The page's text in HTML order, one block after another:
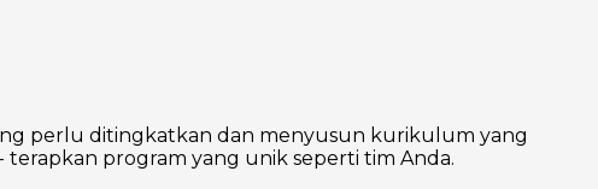
perlu ditingkatkan dan menyusun kurikulum yang
program yang unik seperti tim Anda.